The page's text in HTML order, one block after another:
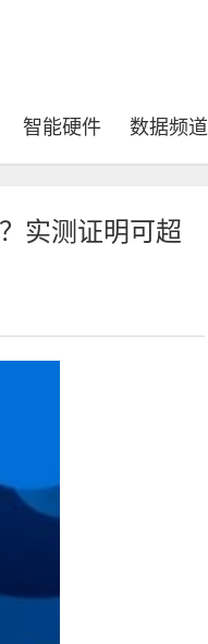
智能硬件 数据频道
实测证明可超